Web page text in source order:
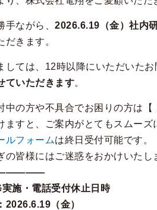
手ながら、 2026.6.19（金）社内
だきます。
しては、12時以降にいただいたお
ていただきます。
中の方や不具合でお困りの方は【
ますと、ご案内がとてもスムーズ
ルフォームは終日受付可能です。
の皆様にはご迷惑をおかけいたし
施・電話受付休止日時
2026.6.19（金）